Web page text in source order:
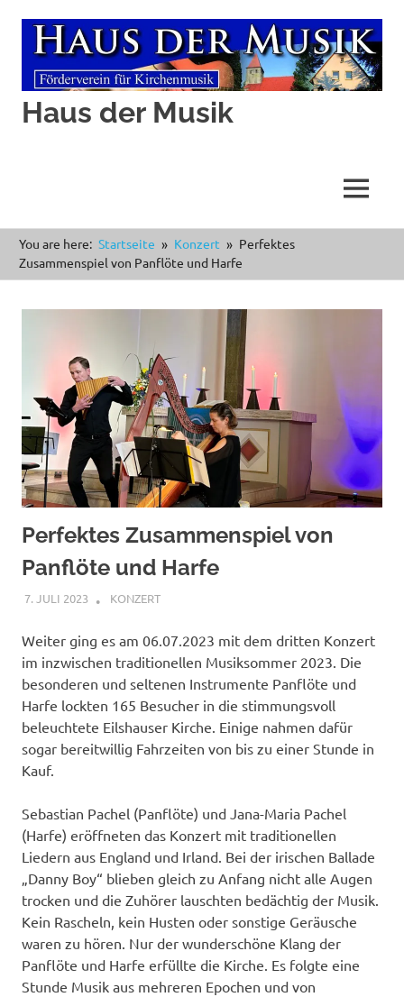
Zum
Inhalt
springen
Haus der Musik
MENÜ
You are here: Startseite Konzert
Perfektes
Zusammenspiel von Panflöte und Harfe
Perfektes Zusammenspiel von
Panflöte und Harfe
7. JULI 2023 ANDREAS
KONZERT
Weiter ging es am 06.07.2023 mit dem dritten Konzert
im inzwischen traditionellen Musiksommer 2023. Die
besonderen und seltenen Instrumente Panflöte und
Harfe lockten 165 Besucher in die stimmungsvoll
beleuchtete Eilshauser Kirche. Einige nahmen dafür
sogar bereitwillig Fahrzeiten von bis zu einer Stunde in
Kauf.
Sebastian Pachel (Panflöte) und Jana-Maria Pachel
(Harfe) eröffneten das Konzert mit traditionellen
Liedern aus England und Irland. Bei der irischen Ballade
„Danny Boy“ blieben gleich zu Anfang nicht alle Augen
trocken und die Zuhörer lauschten bedächtig der Musik.
Kein Rascheln, kein Husten oder sonstige Geräusche
waren zu hören. Nur der wunderschöne Klang der
Panflöte und Harfe erfüllte die Kirche. Es folgte eine
Stunde Musik aus mehreren Epochen und von